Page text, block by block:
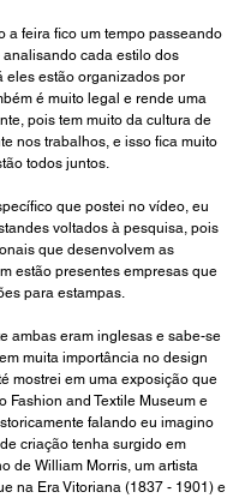
a feira fico um tempo passeando
cada estilo dos
eles estão organizados por
é muito legal e rende uma
pois tem muito da cultura de
nos trabalhos, e isso fica muito
todos juntos.
que postei no vídeo, eu
voltados à pesquisa, pois
que desenvolvem as
estão presentes empresas que
para estampas.
ambas eram inglesas e sabe-se
muita importância no design
mostrei em uma exposição que
Fashion and Textile Museum e
falando eu imagino
criação tenha surgido em
de William Morris, um artista
na Era Vitoriana (1837 - 1901) e